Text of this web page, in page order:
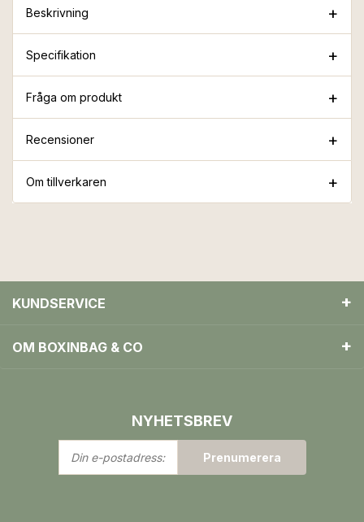
Beskrivning
Specifikation
Fråga om produkt
Recensioner
Om tillverkaren
KUNDSERVICE
OM BOXINBAG & CO
NYHETSBREV
Din
e-
Prenumerera